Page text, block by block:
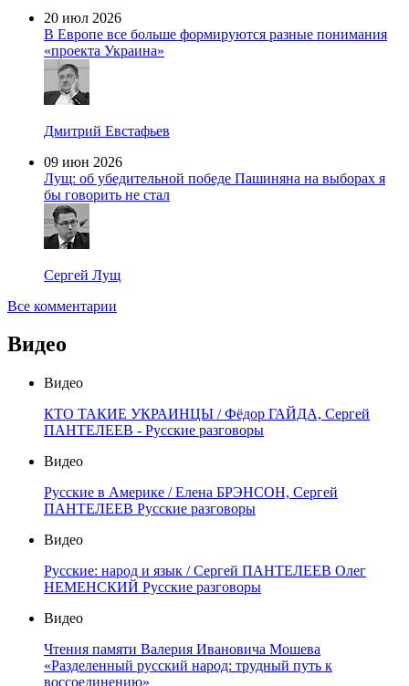
20 июл 2026
В Европе все больше формируются разные понимания
«проекта Украина»
Дмитрий Евстафьев
09 июн 2026
Лущ: об убедительной победе Пашиняна на выборах я
бы говорить не стал
Сергей Лущ
Все комментарии
Видео
Видео
КТО ТАКИЕ УКРАИНЦЫ / Фёдор ГАЙДА, Сергей
ПАНТЕЛЕЕВ - Русские разговоры
Видео
Русские в Америке / Елена БРЭНСОН, Сергей
ПАНТЕЛЕЕВ Русские разговоры
Видео
Русские: народ и язык / Сергей ПАНТЕЛЕЕВ Олег
НЕМЕНСКИЙ Русские разговоры
Видео
Чтения памяти Валерия Ивановича Мошева
«Разделенный русский народ: трудный путь к
воссоединению»